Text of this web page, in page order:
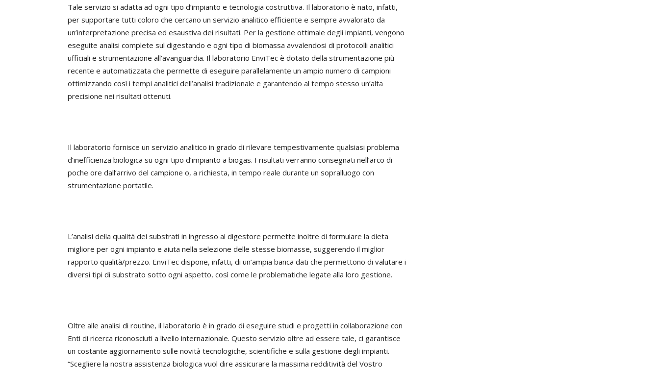
Tale servizio si adatta ad ogni tipo d’impianto e tecnologia costruttiva. Il laboratorio è nato, infatti,
per supportare tutti coloro che cercano un servizio analitico efficiente e sempre avvalorato da
un’interpretazione precisa ed esaustiva dei risultati. Per la gestione ottimale degli impianti, vengono
eseguite analisi complete sul digestando e ogni tipo di biomassa avvalendosi di protocolli analitici
ufficiali e strumentazione all’avanguardia. Il laboratorio EnviTec è dotato della strumentazione più
recente e automatizzata che permette di eseguire parallelamente un ampio numero di campioni
ottimizzando così i tempi analitici dell’analisi tradizionale e garantendo al tempo stesso un’alta
precisione nei risultati ottenuti.
Il laboratorio fornisce un servizio analitico in grado di rilevare tempestivamente qualsiasi problema
d’inefficienza biologica su ogni tipo d’impianto a biogas. I risultati verranno consegnati nell’arco di
poche ore dall’arrivo del campione o, a richiesta, in tempo reale durante un sopralluogo con
strumentazione portatile.
L’analisi della qualità dei substrati in ingresso al digestore permette inoltre di formulare la dieta
migliore per ogni impianto e aiuta nella selezione delle stesse biomasse, suggerendo il miglior
rapporto qualità/prezzo. EnviTec dispone, infatti, di un’ampia banca dati che permettono di valutare i
diversi tipi di substrato sotto ogni aspetto, così come le problematiche legate alla loro gestione.
Oltre alle analisi di routine, il laboratorio è in grado di eseguire studi e progetti in collaborazione con
Enti di ricerca riconosciuti a livello internazionale. Questo servizio oltre ad essere tale, ci garantisce
un costante aggiornamento sulle novità tecnologiche, scientifiche e sulla gestione degli impianti.
“Scegliere la nostra assistenza biologica vuol dire assicurare la massima redditività del Vostro